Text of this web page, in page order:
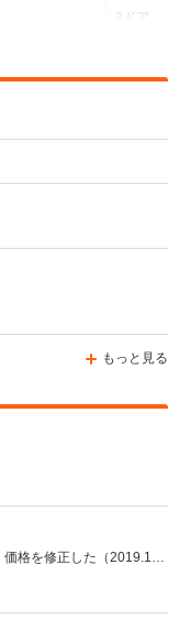
全高
2ドア
もっと見る
2019年10月1日以降の消費税率（10％）に基づき、価格を修正した（2019.10）